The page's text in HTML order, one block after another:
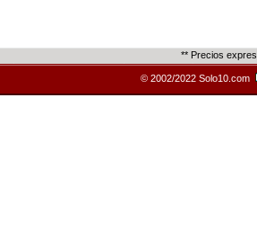
** Precios
© 2002/2022 Solo10.com